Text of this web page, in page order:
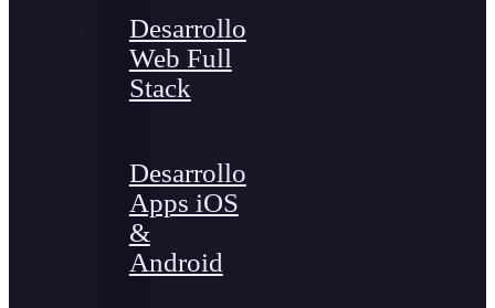
Desarrollo
Web Full
Stack
Desarrollo
Apps iOS
&
Android